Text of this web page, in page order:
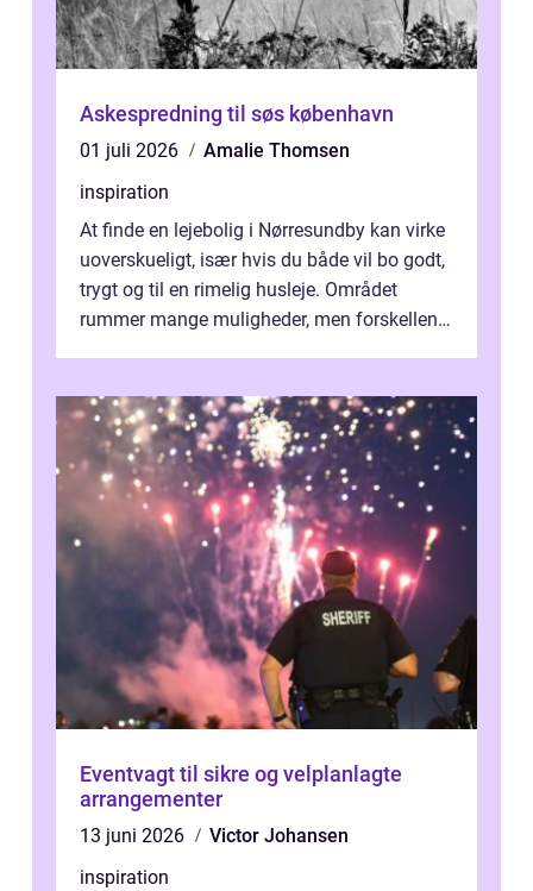
Askespredning til søs københavn
01 juli 2026
Amalie Thomsen
inspiration
At finde en lejebolig i Nørresundby kan virke
uoverskueligt, især hvis du både vil bo godt,
trygt og til en rimelig husleje. Området
rummer mange muligheder, men forskellene
Eventvagt til sikre og velplanlagte
arrangementer
13 juni 2026
Victor Johansen
inspiration